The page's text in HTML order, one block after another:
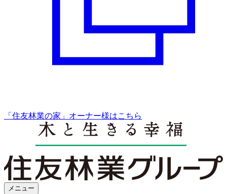
「住友林業の家」オーナー様はこちら
メニュー